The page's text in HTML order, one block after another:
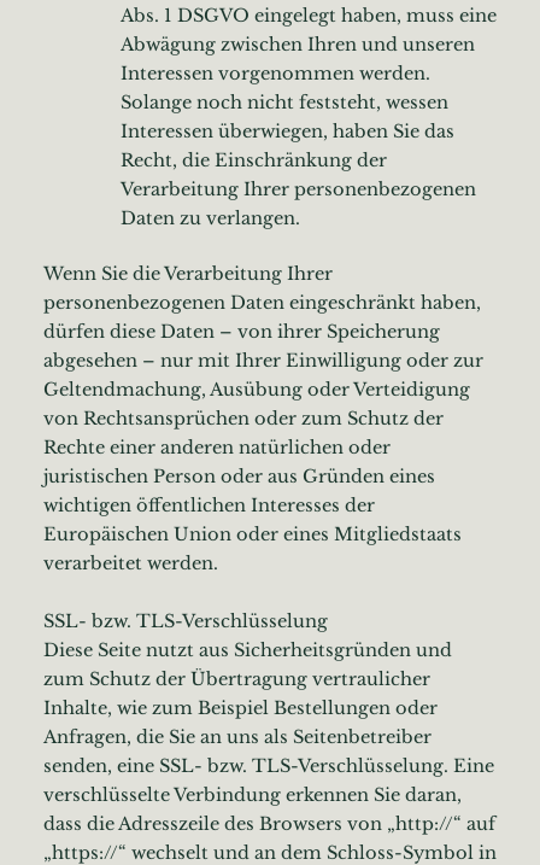
Abs. 1 DSGVO eingelegt haben, muss eine
Abwägung zwischen Ihren und unseren
Interessen vorgenommen werden.
Solange noch nicht feststeht, wessen
Interessen überwiegen, haben Sie das
Recht, die Einschränkung der
Verarbeitung Ihrer personenbezogenen
Daten zu verlangen.
Wenn Sie die Verarbeitung Ihrer
personenbezogenen Daten eingeschränkt haben,
dürfen diese Daten – von ihrer Speicherung
abgesehen – nur mit Ihrer Einwilligung oder zur
Geltendmachung, Ausübung oder Verteidigung
von Rechtsansprüchen oder zum Schutz der
Rechte einer anderen natürlichen oder
juristischen Person oder aus Gründen eines
wichtigen öffentlichen Interesses der
Europäischen Union oder eines Mitgliedstaats
verarbeitet werden.
SSL- bzw. TLS-Verschlüsselung
Diese Seite nutzt aus Sicherheitsgründen und
zum Schutz der Übertragung vertraulicher
Inhalte, wie zum Beispiel Bestellungen oder
Anfragen, die Sie an uns als Seitenbetreiber
senden, eine SSL- bzw. TLS-Verschlüsselung. Eine
verschlüsselte Verbindung erkennen Sie daran,
dass die Adresszeile des Browsers von „http://“ auf
„https://“ wechselt und an dem Schloss-Symbol in